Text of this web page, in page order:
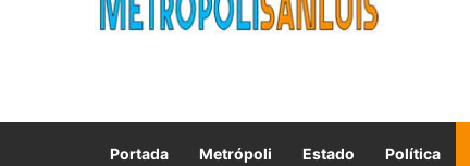
Portada Metrópoli Estado Política